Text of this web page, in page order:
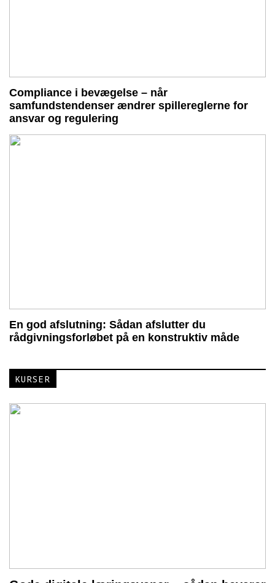
Compliance i bevægelse – når
samfundstendenser ændrer spillereglerne for
ansvar og regulering
En god afslutning: Sådan afslutter du
rådgivningsforløbet på en konstruktiv måde
KURSER